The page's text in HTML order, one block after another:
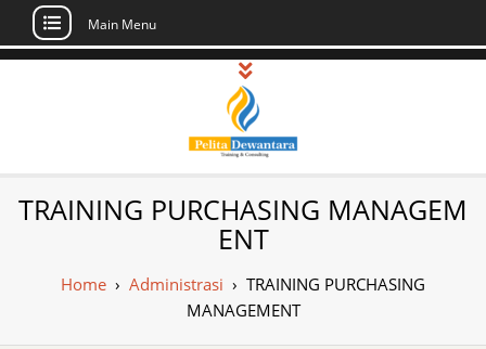
Skip
Main Menu
Pusat Pelatihan
dan Sertifikasi –
Daftar Training
Indonesia
Sertifikasi di Indonesia
TRAINING PURCHASING MANAGEM
ENT
Home › Administrasi › TRAINING PURCHASING
MANAGEMENT